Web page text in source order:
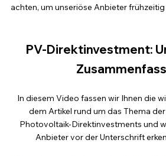
achten, um unseriöse Anbieter frühzeitig
PV-Direktinvestment:
In diesem Video fassen wir Ihnen die
dem Artikel rund um das Thema
Photovoltaik-Direktinvestments und
Anbieter vor der Unterschrift